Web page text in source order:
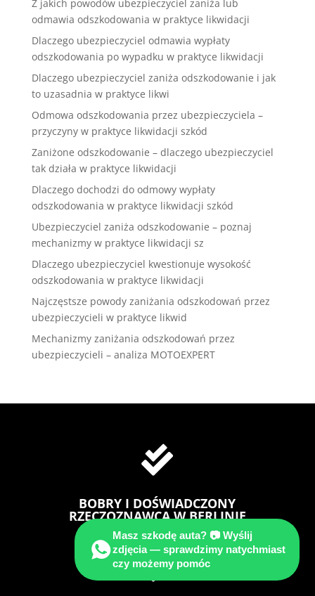
Z jakich powodów ubezpieczyciel zaniża lub
odmawia odszkodowania w praktyce likwidacji
Dlaczego ubezpieczyciel odmawia wypłaty
odszkodowania po wypadku w praktyce likwidacji
Dlaczego ubezpieczyciel zaniża odszkodowanie i jak
to uzasadnia w praktyce likwi
Odmowa odszkodowania przez ubezpieczyciela –
przyczyny w praktyce likwidacji szkód
Zaniżone odszkodowanie – dlaczego ubezpieczyciel
tak działa w praktyce likwidacji
Dlaczego dochodzi do odmowy wypłaty
odszkodowania w praktyce likwidacji szkód
Ubezpieczyciel zaniża odszkodowanie – poznaj
mechanizmy w praktyce likwidacji sz
Dlaczego ubezpieczyciel kwestionuje wysokość
odszkodowania w praktyce likwidacji
Najczęstsze powody zaniżania odszkodowań przez
ubezpieczycieli w praktyce likwid
Mechanizmy zaniżania odszkodowań przez
ubezpieczycieli – analiza MOTOEXPERT

BOBRY I DOŚWIADCZONY
RZECZOZNAWCA W BERLINIE

Masz szkodę auta? 📷 Wyślij
zdjęcia — sprawdzimy natychmiast
czy możemy pomóc